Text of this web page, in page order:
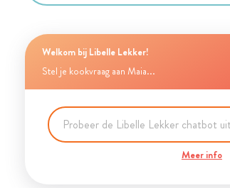
Welkom bij Libelle Lekker!
Stel je kookvraag aan Maia...
Meer info